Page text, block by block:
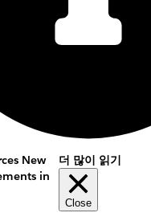
New
in
더 많이 읽기
Close